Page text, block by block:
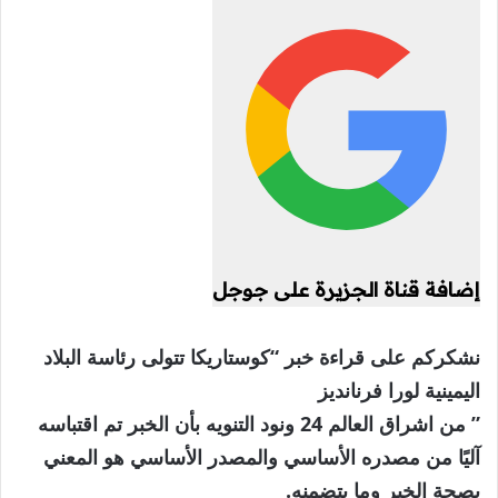
إضافة قناة الجزيرة على جوجل
نشكركم على قراءة خبر “كوستاريكا تتولى رئاسة البلاد
اليمينية لورا فرنانديز
” من اشراق العالم 24 ونود التنويه بأن الخبر تم اقتباسه
آليًا من مصدره الأساسي والمصدر الأساسي هو المعني
بصحة الخبر وما يتضمنه.